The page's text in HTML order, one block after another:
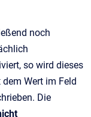
noch
so wird dieses
Wert im Feld
Die